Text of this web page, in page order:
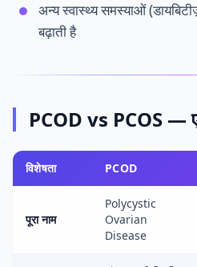
अन्य स्वास्थ्य समस्याओं
बढ़ाती है
PCOD vs PCOS —
विशेषता PCOD
पूरा नाम
Polycystic
Ovarian
Disease